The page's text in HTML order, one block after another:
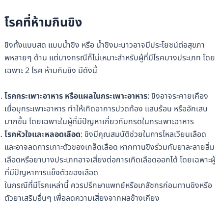
โรคที่ห้ามกินขิง
ขิงทั้งแบบสด แบบน้ำขิง หรือ น้ำขิงมะนาวอาจมีประโยชน์ต่อสุขภา
พหลายๆ ด้าน แต่บางกรณีก็ไม่เหมาะสำหรับผู้ที่มีโรคบางประเภท โดย
เฉพาะ 2 โรค ห้ามกินขิง มีดังนี้
โรคกระเพาะอาหาร หรือแผลในกระเพาะอาหาร: ขิงอาจระคายเคือง
เยื่อบุกระเพาะอาหาร ทำให้เกิดอาการปวดท้อง แสบร้อน หรืออักเสบ
มากขึ้น โดยเฉพาะในผู้ที่มีปัญหาเกี่ยวกับกรดในกระเพาะอาหาร
โรคหัวใจและหลอดเลือด: ขิงมีคุณสมบัติช่วยในการไหลเวียนเลือด
และอาจลดการเกาะตัวของเกล็ดเลือด หากทานขิงร่วมกับยาละลายลิ่ม
เลือดหรือยาบางประเภทอาจเสี่ยงต่อการเกิดเลือดออกได้ โดยเฉพาะผู้
ที่มีปัญหาการแข็งตัวของเลือด
ในกรณีที่มีโรคเหล่านี้ ควรปรึกษาแพทย์หรือเภสัชกรก่อนทานขิงหรือ
ตัวยาเสริมอื่นๆ เพื่อลดความเสี่ยงจากผลข้างเคียง